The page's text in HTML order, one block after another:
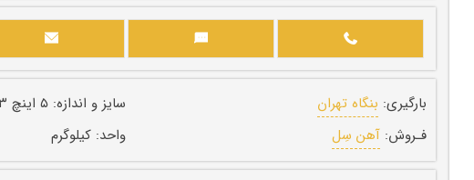
بارگیری: بنگاه تهران
فـروش: آهن سِل
سایز و اندازه: ۵ اینچ ۳ میل
واحد: کیلوگرم